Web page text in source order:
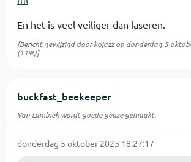
En het is veel veiliger dan laseren.
[Bericht gewijzigd doorkojazzop donderdag 5
(11%)]
buckfast_beekeeper
Van Lambiek wordt goede geuze gemaakt.
donderdag 5 oktober 2023 18:27:17